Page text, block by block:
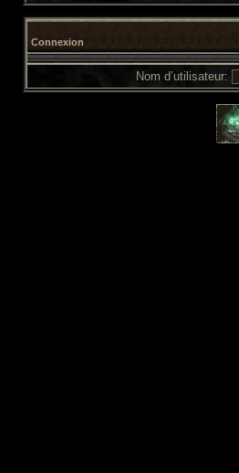
Connexion
Nom d’utilisateur: